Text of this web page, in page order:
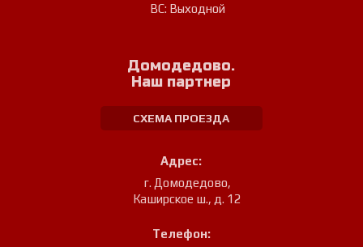
ВС: Выходной
Домодедово.
Наш партнер
СХЕМА ПРОЕЗДА
Адрес:
г. Домодедово,
Каширское ш., д. 12
Телефон: